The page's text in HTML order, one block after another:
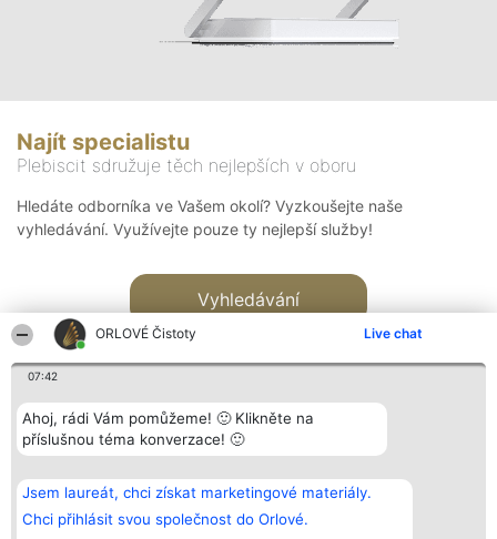
ORLOVÉ Čistoty Live chat
07:42
Ahoj, rádi Vám pomůžeme! 🙂 Klikněte na
příslušnou téma konverzace! 🙂
Jsem laureát, chci získat marketingové materiály.
Chci přihlásit svou společnost do Orlové.
Najít specialistu
Plebiscit sdružuje těch nejlepších v oboru
Hledáte odborníka ve Vašem okolí? Vyzkoušejte naše
vyhledávání. Využívejte pouze ty nejlepší služby!
Vyhledávání
Bright Side Solutions sp. z o.
o. sp. k.
ul. Ruska 22
Wrocław 50-079
Vítězové
Seznam všech
laureátů
Zásady
Kontakt